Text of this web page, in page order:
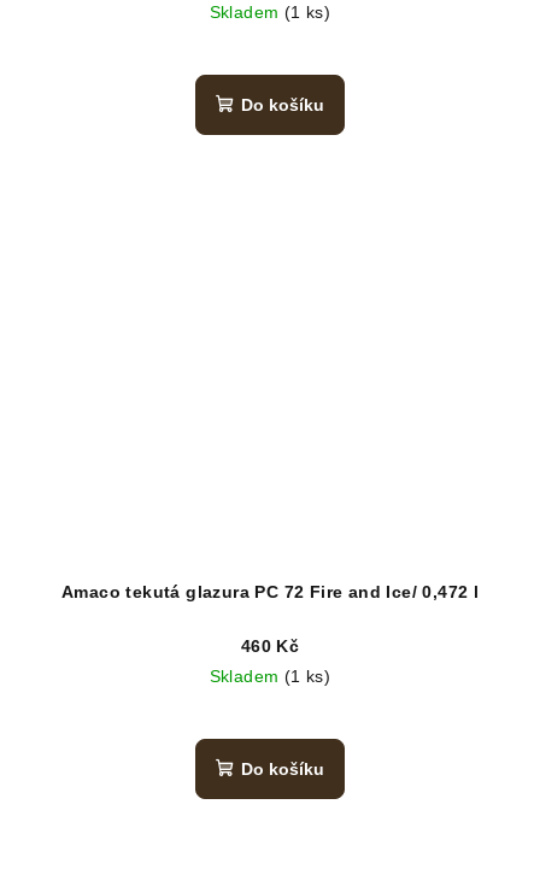
Skladem (1 ks)
Do košíku
Amaco tekutá glazura PC 72 Fire and Ice/ 0,472 l
460 Kč
Skladem (1 ks)
Do košíku